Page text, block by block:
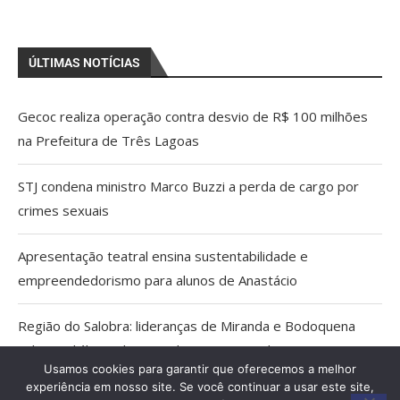
ÚLTIMAS NOTÍCIAS
Gecoc realiza operação contra desvio de R$ 100 milhões
na Prefeitura de Três Lagoas
STJ condena ministro Marco Buzzi a perda de cargo por
crimes sexuais
Apresentação teatral ensina sustentabilidade e
empreendedorismo para alunos de Anastácio
Região do Salobra: lideranças de Miranda e Bodoquena
cobram diálogo aberto sobre proposta do ICMBio
Cientistas cassados pelo AI-5 viram pesquisadores
Usamos cookies para garantir que oferecemos a melhor
experiência em nosso site. Se você continuar a usar este site,